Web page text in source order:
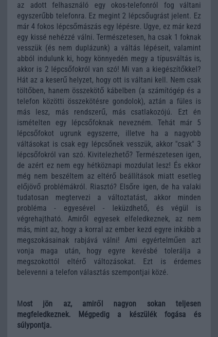
az adott felhasználó egy okos-telefonról fog váltani
egyszerűbb telefonra. Ez megint 2 lépcsőugrást jelent. Ez
már 4 fokos lépcsőmászás egy lépésre. Ugye, ez már kezd
egy kissé nehézzé válni. Természetesen, ha csak 1 foknak
vesszük (és nem duplázunk) a váltás lépéseit, valamint
abból indulunk ki, hogy könnyedén megy a típusváltás is,
akkor is 2 lépcsőfokról van szó! Mi van a kiegészítőkkel?
Hát az a keserű helyzet, hogy ott is váltani kell. Nem csak
töltőben, hanem összekötő kábelben (a számítógép és a
telefon közötti összekötésre gondolok), aztán a füles is
más lesz, más rendszerű, más csatlakozójú. Ezt én
ismételten egy lépcsőfoknak nevezném. Tehát már 5
lépcsőfokot ugrunk egyszerre, illetve ha a nagyobb
váltásokat is csak egy lépcsőnek vesszük, akkor "csak" 3
lépcsőfokról van szó. Kivitelezhető? Természetesen igen,
de azért ez nem egy hétköznapi mozdulat lesz! És ekkor
még nem beszéltem az eltérő beállítások miatt esetleg
előjövő problémákról. Riasztó? Elsőre igen, de ha valaki
tudatosan megtervezi a változtatást, akkor minden
probléma - egyesével - leküzdhető, és végül is
végrehajtható. Amiről egyesek elfeledkeznek, az nem
más, mint az, hogy a korral az ember kezd egyre inkább a
megszokásainak rabjává válni! Ami egyértelműen azt
vonja maga után, hogy egyre kevésbé tolerálja a
megszokottól eltérő változásokat. Ezt is érdemes
belevenni a telefon választás szempontjai közé.
Most jön az, amiről nagyon sokan teljesen
megfeledkeznek. Mégpedig a készülék fogása és
súlypontja.